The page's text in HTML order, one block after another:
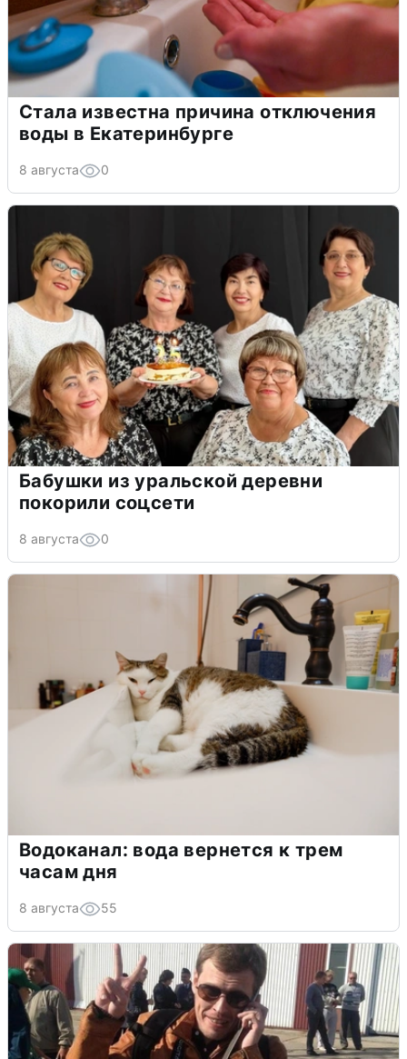
Стала известна причина отключения
воды в Екатеринбурге
8 августа 0
Бабушки из уральской деревни
покорили соцсети
8 августа 0
Водоканал: вода вернется к трем
часам дня
8 августа 55